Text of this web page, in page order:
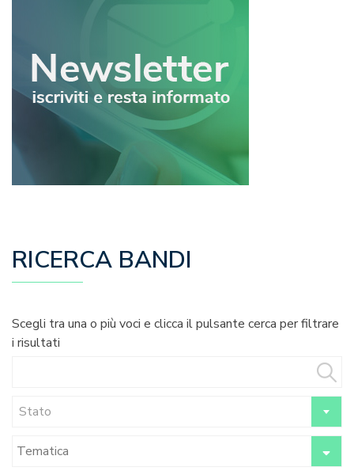
RICERCA BANDI
Scegli tra una o più voci e clicca il pulsante cerca per filtrare
i risultati
Stato